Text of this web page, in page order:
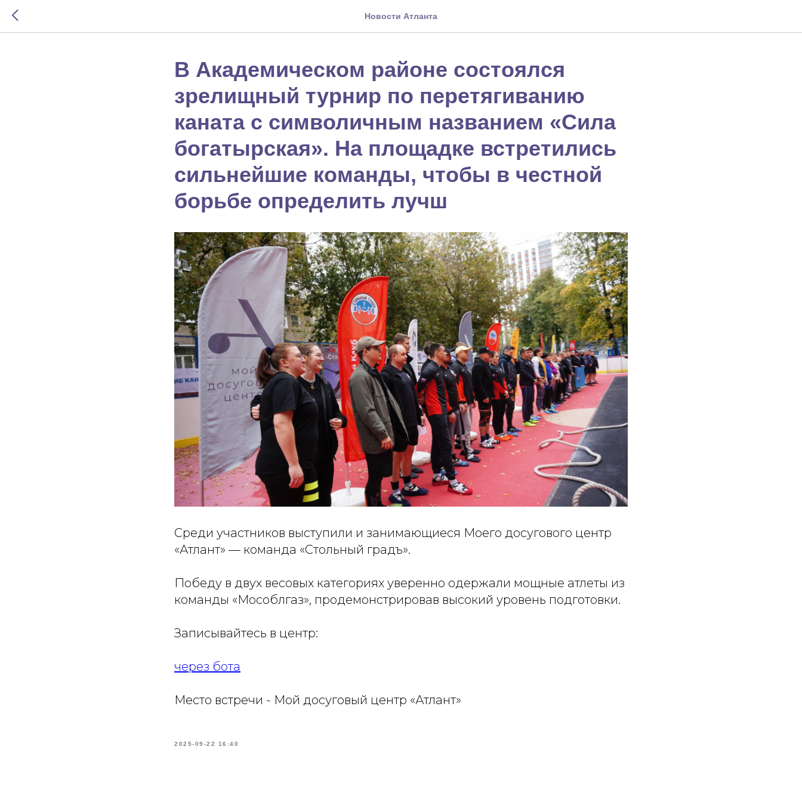
Новости Атланта
В Академическом районе состоялся
зрелищный турнир по перетягиванию
каната с символичным названием «Сила
богатырская». На площадке встретились
сильнейшие команды, чтобы в честной
борьбе определить лучш
Среди участников выступили и занимающиеся Моего досугового центр
«Атлант» — команда «Стольный градъ».
Победу в двух весовых категориях уверенно одержали мощные атлеты из
команды «Мособлгаз», продемонстрировав высокий уровень подготовки.
Записывайтесь в центр:
через бота
Место встречи - Мой досуговый центр «Атлант»
2025-09-22 16:40